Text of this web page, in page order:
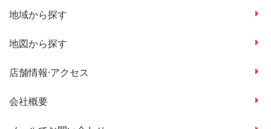
地域から探す
地図から探す
店舗情報·アクセス
会社概要